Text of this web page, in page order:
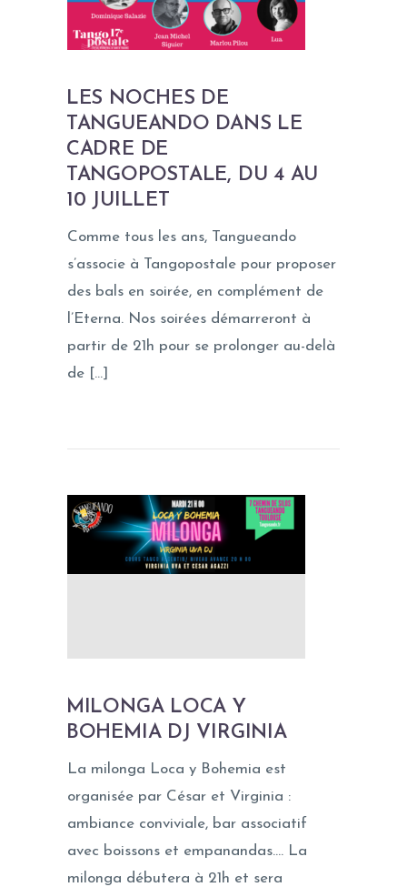
LES NOCHES DE
TANGUEANDO DANS LE
CADRE DE
TANGOPOSTALE, DU 4 AU
10 JUILLET
Comme tous les ans, Tangueando
s’associe à Tangopostale pour proposer
des bals en soirée, en complément de
l’Eterna. Nos soirées démarreront à
partir de 21h pour se prolonger au-delà
de […]
MILONGA LOCA Y
BOHEMIA DJ VIRGINIA
La milonga Loca y Bohemia est
organisée par César et Virginia :
ambiance conviviale, bar associatif
avec boissons et empanandas…. La
milonga débutera à 21h et sera